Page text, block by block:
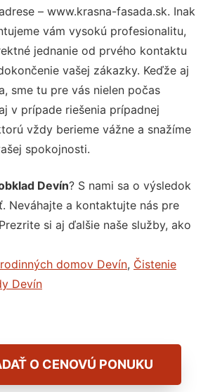
– www.krasna-fasada.sk. Inak
vám vysokú profesionalitu,
jednanie od prvého kontaktu
vašej zákazky. Keďže aj
sme tu pre vás nielen počas
v prípade riešenia prípadnej
vždy berieme vážne a snažíme
spokojnosti.
Devín? S nami sa o výsledok
Neváhajte a kontaktujte nás pre
si aj ďalšie naše služby, ako
domov Devín, Čistenie
Devín
O CENOVÚ PONUKU